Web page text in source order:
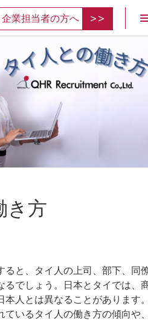
企業担当者の方へ
き方
ると、タイ人の上司、部下、同
るでしょう。日本とタイでは、
本人とは異なることがあります
ているタイ人の働き方の傾向や